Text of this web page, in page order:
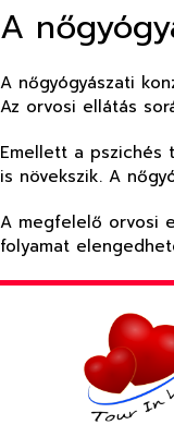
A
A nőgyógyászati
Az orvosi ellátás
Emellett a pszichés
is növekszik. A
A megfelelő orvosi
folyamat